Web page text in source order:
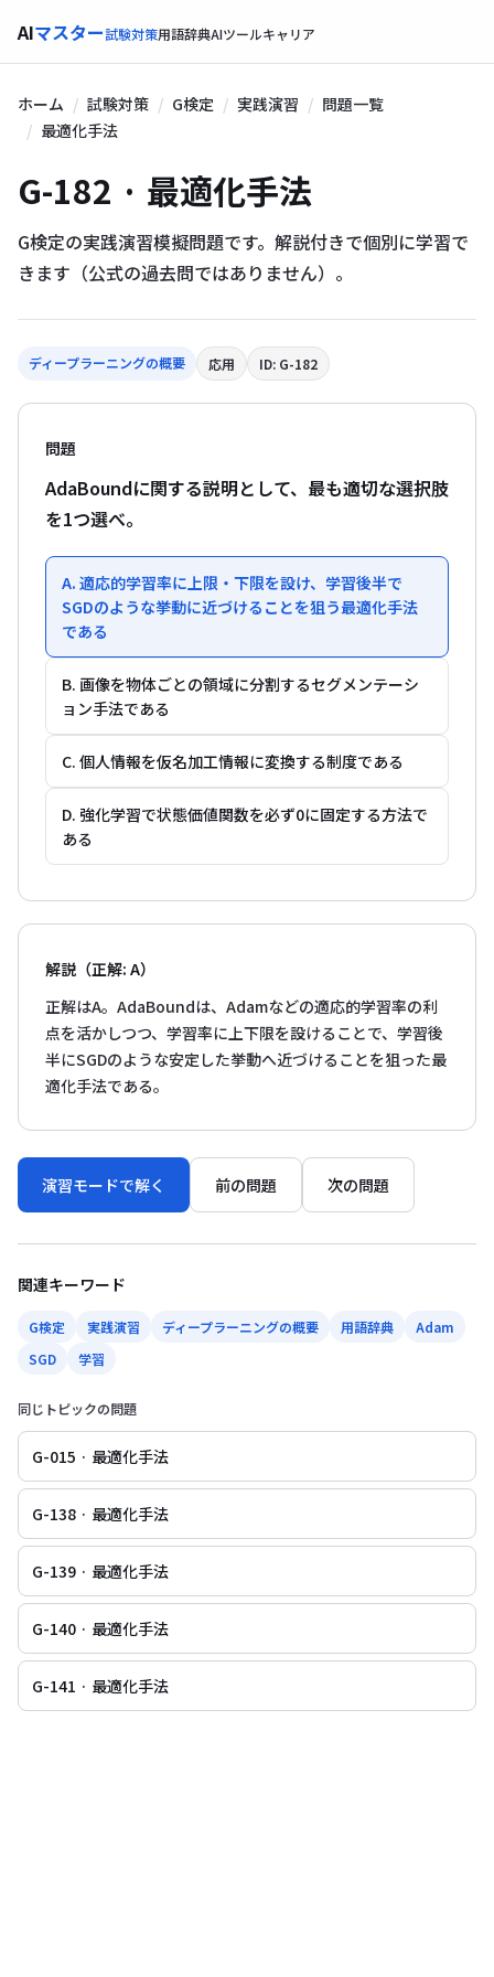
AIマスター試験対策用語辞典AIツールキャリア
ホーム 試験対策 G検定 実践演習
問題一覧
最適化手法
G-182 · 最適化手法
G検定の実践演習模擬問題です。解説付きで個別に学習で
きます（公式の過去問ではありません）。
ディープラーニングの概要 応用 ID: G-182
問題
AdaBoundに関する説明として、最も適切な選択肢
を1つ選べ。
A. 適応的学習率に上限・下限を設け、学習後半で
SGDのような挙動に近づけることを狙う最適化手法
である
B. 画像を物体ごとの領域に分割するセグメンテーシ
ョン手法である
C. 個人情報を仮名加工情報に変換する制度である
D. 強化学習で状態価値関数を必ず0に固定する方法で
ある
解説（正解: A）
正解はA。AdaBoundは、Adamなどの適応的学習率の利
点を活かしつつ、学習率に上下限を設けることで、学習後
半にSGDのような安定した挙動へ近づけることを狙った最
適化手法である。
演習モードで解く 前の問題 次の問題
関連キーワード
G検定 実践演習 ディープラーニングの概要 用語辞典
Adam
SGD
学習
同じトピックの問題
G-015 · 最適化手法
G-138 · 最適化手法
G-139 · 最適化手法
G-140 · 最適化手法
G-141 · 最適化手法